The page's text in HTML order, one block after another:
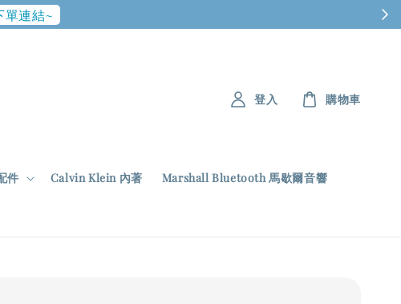
單連結~
件 Calvin Klein 內著 Marshall Bluetooth 馬歇爾音響
登入 購物車